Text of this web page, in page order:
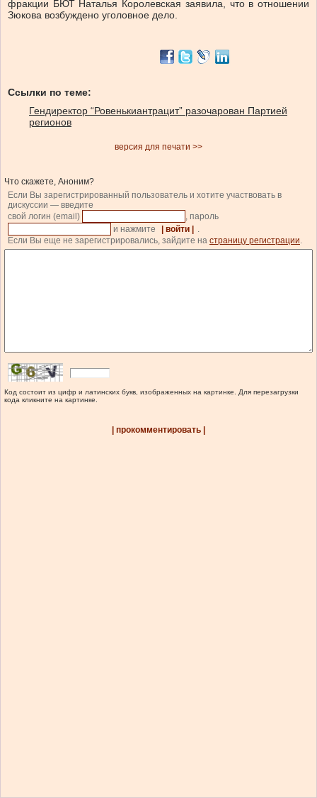
фракции БЮТ Наталья Королевская заявила, что в отношении
Зюкова возбуждено уголовное дело.
Ссылки по теме:
Гендиректор “Ровенькиантрацит” разочарован Партией
регионов
версия для печати >>
Что скажете, Аноним?
Если Вы зарегистрированный пользователь и хотите участвовать в
дискуссии — введите
свой логин (email)
, пароль
и нажмите
| войти |
.
Если Вы еще не зарегистрировались, зайдите на страницу регистрации.
Код состоит из цифр и латинских букв, изображенных на картинке. Для перезагрузки
кода кликните на картинке.
| прокомментировать |